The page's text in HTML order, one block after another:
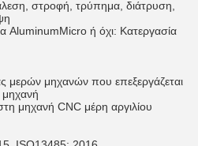
στροφή, τρύπημα, διάτρυση,
AluminumMicro ή όχι: Κατεργασία
μερών μηχανών που επεξεργάζεται
μηχανή
μηχανή CNC μέρη αργιλίου